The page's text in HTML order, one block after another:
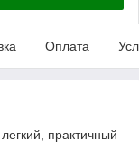
Оплата
практичный